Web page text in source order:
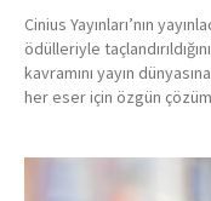
Cinius Yayınları’nın
ödülleriyle
kavramını yayın
her eser için özgün